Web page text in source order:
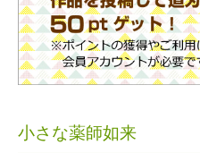
小さな薬師如来